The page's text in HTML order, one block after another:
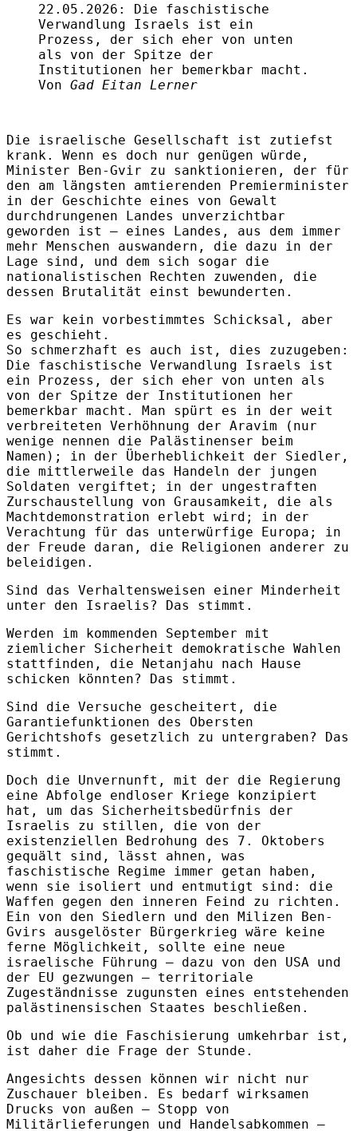
22.05.2026: Die faschistische
Verwandlung Israels ist ein
Prozess, der sich eher von unten
als von der Spitze der
Institutionen her bemerkbar macht.
Von Gad Eitan Lerner
Die israelische Gesellschaft ist zutiefst
krank. Wenn es doch nur genügen würde,
Minister Ben-Gvir zu sanktionieren, der für
den am längsten amtierenden Premierminister
in der Geschichte eines von Gewalt
durchdrungenen Landes unverzichtbar
geworden ist – eines Landes, aus dem immer
mehr Menschen auswandern, die dazu in der
Lage sind, und dem sich sogar die
nationalistischen Rechten zuwenden, die
dessen Brutalität einst bewunderten.
Es war kein vorbestimmtes Schicksal, aber
es geschieht.
So schmerzhaft es auch ist, dies zuzugeben:
Die faschistische Verwandlung Israels ist
ein Prozess, der sich eher von unten als
von der Spitze der Institutionen her
bemerkbar macht. Man spürt es in der weit
verbreiteten Verhöhnung der Aravim (nur
wenige nennen die Palästinenser beim
Namen); in der Überheblichkeit der Siedler,
die mittlerweile das Handeln der jungen
Soldaten vergiftet; in der ungestraften
Zurschaustellung von Grausamkeit, die als
Machtdemonstration erlebt wird; in der
Verachtung für das unterwürfige Europa; in
der Freude daran, die Religionen anderer zu
beleidigen.
Sind das Verhaltensweisen einer Minderheit
unter den Israelis? Das stimmt.
Werden im kommenden September mit
ziemlicher Sicherheit demokratische Wahlen
stattfinden, die Netanjahu nach Hause
schicken könnten? Das stimmt.
Sind die Versuche gescheitert, die
Garantiefunktionen des Obersten
Gerichtshofs gesetzlich zu untergraben? Das
stimmt.
Doch die Unvernunft, mit der die Regierung
eine Abfolge endloser Kriege konzipiert
hat, um das Sicherheitsbedürfnis der
Israelis zu stillen, die von der
existenziellen Bedrohung des 7. Oktobers
gequält sind, lässt ahnen, was
faschistische Regime immer getan haben,
wenn sie isoliert und entmutigt sind: die
Waffen gegen den inneren Feind zu richten.
Ein von den Siedlern und den Milizen Ben-
Gvirs ausgelöster Bürgerkrieg wäre keine
ferne Möglichkeit, sollte eine neue
israelische Führung – dazu von den USA und
der EU gezwungen – territoriale
Zugeständnisse zugunsten eines entstehenden
palästinensischen Staates beschließen.
Ob und wie die Faschisierung umkehrbar ist,
ist daher die Frage der Stunde.
Angesichts dessen können wir nicht nur
Zuschauer bleiben. Es bedarf wirksamen
Drucks von außen – Stopp von
Militärlieferungen und Handelsabkommen –